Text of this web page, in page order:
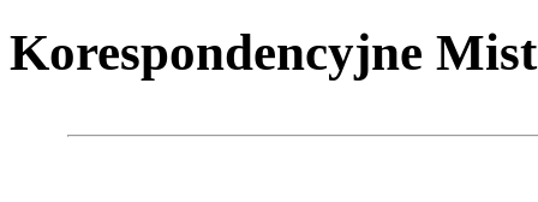
Korespondencyjne